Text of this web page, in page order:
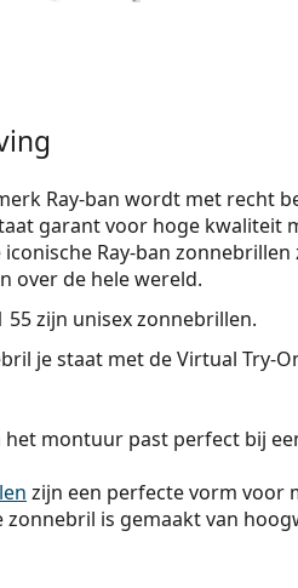
Ray-ban wordt met recht
garant voor hoge kwaliteit
Ray-ban
over de hele wereld.
55zijn unisex zonnebrillen.
je staat met de Virtual Try-
het montuur past perfect bij
zijn een perfecte vorm voor
zonnebril is gemaakt van